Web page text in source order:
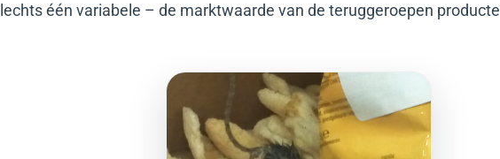
één variabele – de marktwaarde van de teruggeroepen